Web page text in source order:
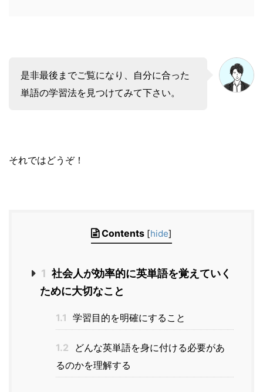
是非最後までご覧になり、自分に合った
単語の学習法を見つけてみて下さい。
それではどうぞ！
Contents [hide]
1 社会人が効率的に英単語を覚えていく
ために大切なこと
1.1 学習目的を明確にすること
1.2
どんな英単語を身に付ける必要があ
るのかを理解する